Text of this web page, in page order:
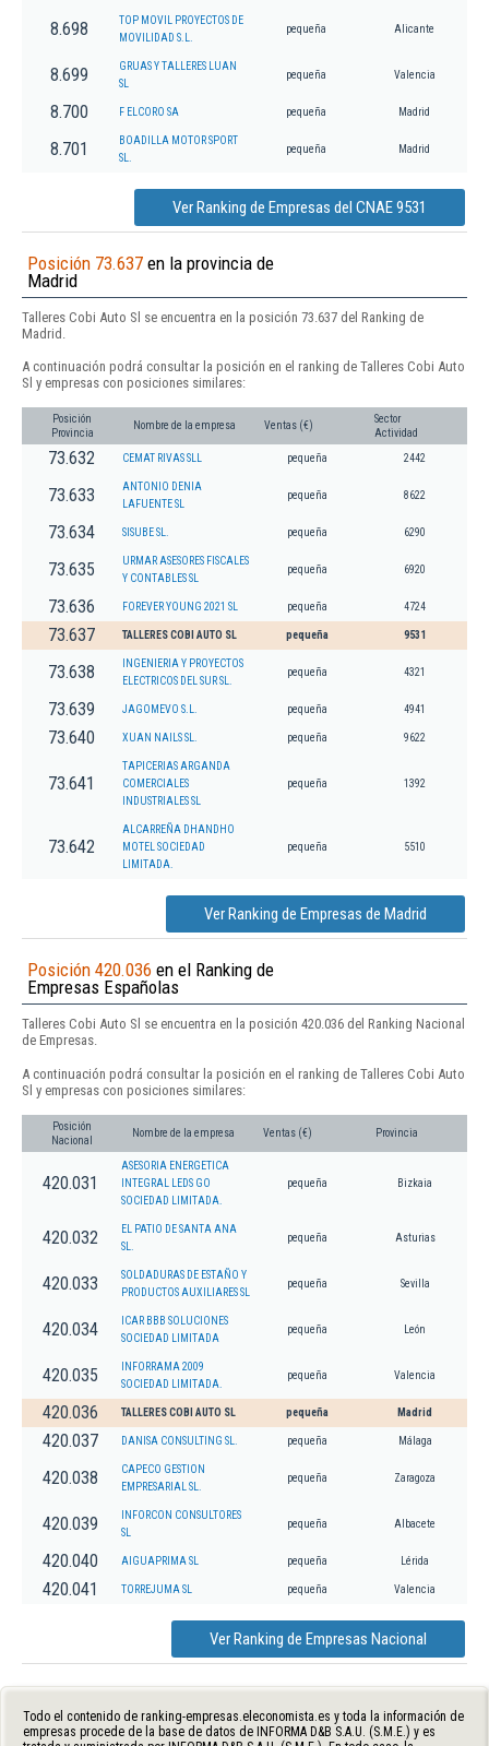
8.698
TOP MOVIL PROYECTOS DE
MOVILIDAD S.L.
pequeña Alicante
8.699
GRUAS Y TALLERES LUAN
SL
pequeña Valencia
8.700 F ELCORO SA pequeña Madrid
8.701
BOADILLA MOTOR SPORT
SL.
pequeña Madrid
Ver Ranking de Empresas del CNAE 9531
Posición 73.637 en la provincia de
Madrid
Talleres Cobi Auto Sl se encuentra en la posición 73.637 del Ranking de
Madrid.
A continuación podrá consultar la posición en el ranking de Talleres Cobi Auto
Sl y empresas con posiciones similares:
Posición
Provincia
Nombre de la empresa Ventas (€)
Sector
Actividad
73.632 CEMAT RIVAS SLL pequeña 2442
73.633
ANTONIO DENIA
LAFUENTE SL
pequeña 8622
73.634 SISUBE SL. pequeña 6290
73.635
URMAR ASESORES FISCALES
Y CONTABLES SL
pequeña 6920
73.636 FOREVER YOUNG 2021 SL pequeña 4724
73.637 TALLERES COBI AUTO SL pequeña 9531
73.638
INGENIERIA Y PROYECTOS
ELECTRICOS DEL SUR SL.
pequeña 4321
73.639 JAGOMEVO S.L. pequeña 4941
73.640 XUAN NAILS SL. pequeña 9622
73.641
TAPICERIAS ARGANDA
COMERCIALES
INDUSTRIALES SL
pequeña 1392
73.642
ALCARREÑA DHANDHO
MOTEL SOCIEDAD
LIMITADA.
pequeña 5510
Ver Ranking de Empresas de Madrid
Posición 420.036 en el Ranking de
Empresas Españolas
Talleres Cobi Auto Sl se encuentra en la posición 420.036 del Ranking Nacional
de Empresas.
A continuación podrá consultar la posición en el ranking de Talleres Cobi Auto
Sl y empresas con posiciones similares:
Posición
Nacional
Nombre de la empresa Ventas (€) Provincia
420.031
ASESORIA ENERGETICA
INTEGRAL LEDS GO
SOCIEDAD LIMITADA.
pequeña Bizkaia
420.032
EL PATIO DE SANTA ANA
SL.
pequeña Asturias
420.033
SOLDADURAS DE ESTAÑO Y
PRODUCTOS AUXILIARES SL
pequeña Sevilla
420.034
ICAR BBB SOLUCIONES
SOCIEDAD LIMITADA
pequeña León
420.035
INFORRAMA 2009
SOCIEDAD LIMITADA.
pequeña Valencia
420.036 TALLERES COBI AUTO SL pequeña Madrid
420.037 DANISA CONSULTING SL. pequeña Málaga
420.038
CAPECO GESTION
EMPRESARIAL SL.
pequeña Zaragoza
420.039
INFORCON CONSULTORES
SL
pequeña Albacete
420.040 AIGUAPRIMA SL pequeña Lérida
420.041 TORREJUMA SL pequeña Valencia
Ver Ranking de Empresas Nacional
Todo el contenido de ranking-empresas.eleconomista.es y toda la información de
empresas procede de la base de datos de INFORMA D&B S.A.U. (S.M.E.) y es